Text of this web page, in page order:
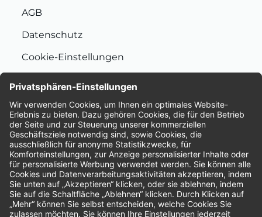
AGB
Datenschutz
Cookie-Einstellungen
Bewertungen